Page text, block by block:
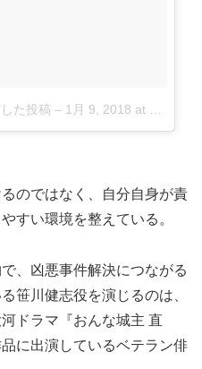
た投稿 – 1月 9, 2018 at 6:25午前 PST
のではなく、自分自身が責
すい環境を整えている。
、凶悪事件解決につながる
笹川健志役を演じるのは、
ドラマ『おんな城主 直
に出演しているベテラン俳